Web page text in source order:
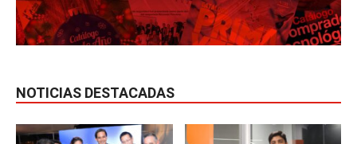
NOTICIAS DESTACADAS